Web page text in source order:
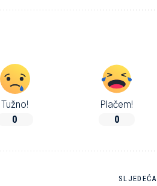
Tužno!
0
Plačem!
0